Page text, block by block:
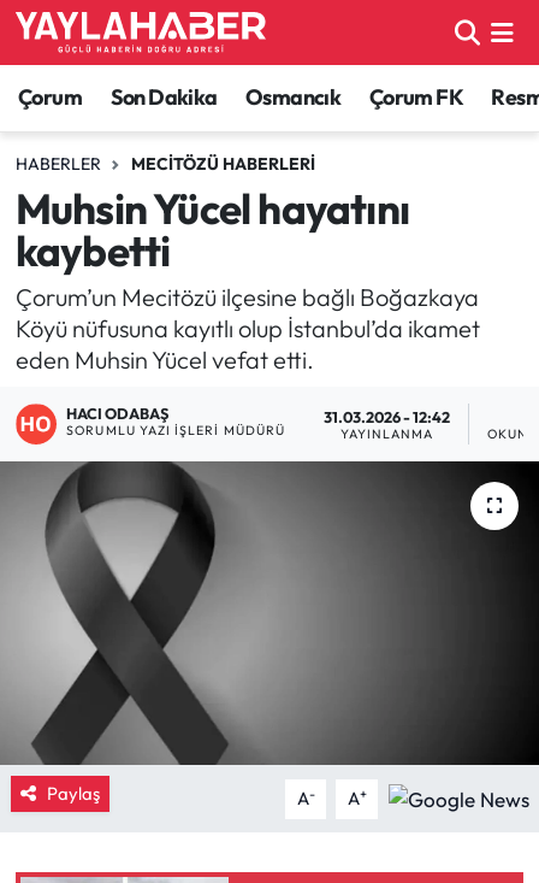
Çorum Son Dakika Osmancık Çorum FK
HABERLER MECITÖZÜ HABERLERI
Muhsin Yücel hayatını
kaybetti
Çorum’un Mecitözü ilçesine bağlı Boğazkaya
Köyü nüfusuna kayıtlı olup İstanbul’da ikamet
eden Muhsin Yücel vefat etti.
HACI ODABAŞ
SORUMLU YAZI İŞLERI MÜDÜRÜ
31.03.2026 - 12:42
YAYINLANMA
Paylaş A- A+
Alaca Haberleri
Bayat Haberleri
Bilgi - Keşfet Haberleri
Bilim ve Teknoloji
Boğazkale Haberleri
Çorum Son Dakika Haberleri
Dodurga Haberleri
Eğitim
Ekonomi
Güncel
İskilip Haberleri
Çorum Nöbetçi Eczaneler
Çorum Hava Durumu
Çorum Namaz Vakitleri
Çorum Trafik Yoğunluk Haritası
TFF 1.Lig Puan Durumu ve Fikstür
Son Dakika Haberleri
Haber Arşivi